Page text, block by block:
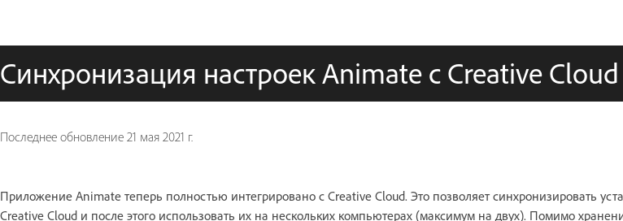
Синхронизация настроек Animate с Creative Cloud
Последнее обновление 21 мая 2021 г.
Приложение Animate теперь полностью интегрировано с Creative Cloud. Это позволяет синхронизировать
Creative Cloud и после этого использовать их на нескольких компьютерах (максимум на двух). Помимо